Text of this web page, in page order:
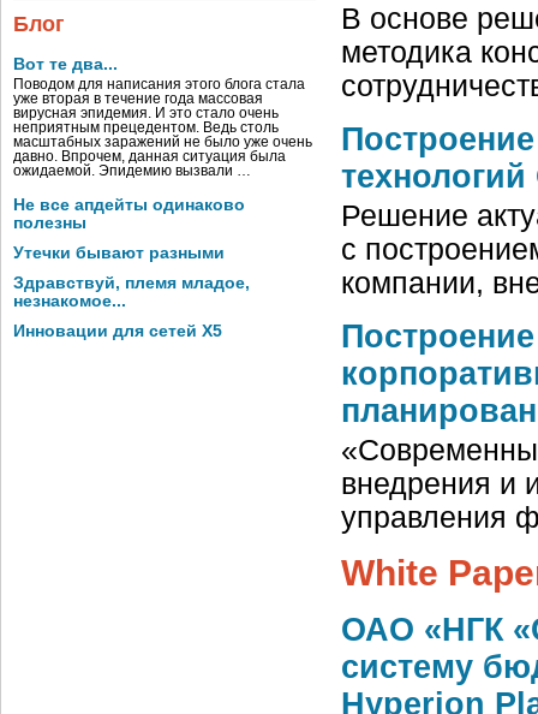
Блог
Вот те два...
Поводом для написания этого блога стала
уже вторая в течение года массовая
вирусная эпидемия. И это стало очень
неприятным прецедентом. Ведь столь
масштабных заражений не было уже очень
давно. Впрочем, данная ситуация была
ожидаемой. Эпидемию вызвали …
Не все апдейты одинаково
полезны
Утечки бывают разными
Здравствуй, племя младое,
незнакомое...
Инновации для сетей X5
В основе
методика
Решение
с
компании,
внедрения и
управления
White
ОАО «НГК
систему
Hyperion